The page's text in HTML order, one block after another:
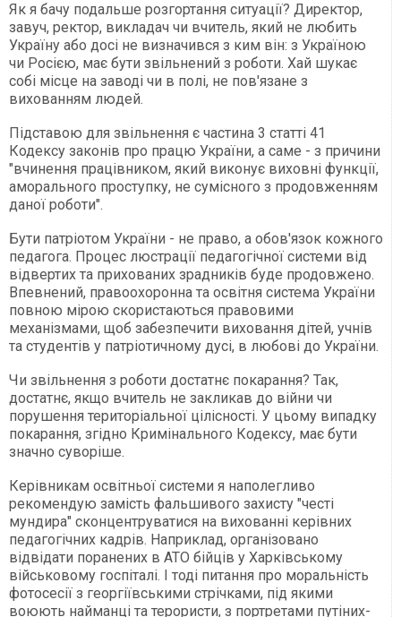
Як я бачу подальше розгортання ситуації? Директор,
завуч, ректор, викладач чи вчитель, який не любить
Україну або досі не визначився з ким він: з Україною
чи Росією, має бути звільнений з роботи. Хай шукає
собі місце на заводі чи в полі, не пов'язане з
вихованням людей.
Підставою для звільнення є частина 3 статті 41
Кодексу законів про працю України, а саме - з причини
"вчинення працівником, який виконує виховні функції,
аморального проступку, не сумісного з продовженням
даної роботи".
Бути патріотом України - не право, а обов'язок кожного
педагога. Процес люстрації педагогічної системи від
відвертих та прихованих зрадників буде продовжено.
Впевнений, правоохоронна та освітня система України
повною мірою скористаються правовими
механізмами, щоб забезпечити виховання дітей, учнів
та студентів у патріотичному дусі, в любові до України.
Чи звільнення з роботи достатнє покарання? Так,
достатнє, якщо вчитель не закликав до війни чи
порушення територіальної цілісності. У цьому випадку
покарання, згідно Кримінального Кодексу, має бути
значно суворіше.
Керівникам освітньої системи я наполегливо
рекомендую замість фальшивого захисту "честі
мундира" сконцентруватися на вихованні керівних
педагогічних кадрів. Наприклад, організовано
відвідати поранених в АТО бійців у Харківському
військовому госпіталі. І тоді питання про моральність
фотосесії з георгіївськими стрічками, під якими
воюють найманці та терористи, з портретами путіних-